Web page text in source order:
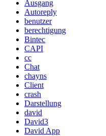
Ausgang
Autoreply
benutzer
berechtigung
Bintec
CAPI
cc
Chat
chayns
Client
crash
Darstellung
david
David3
David App